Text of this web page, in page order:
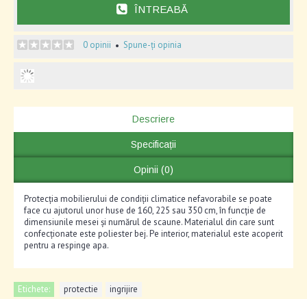
ÎNTREABĂ
0 opinii • Spune-ți opinia
Descriere
Specificații
Opinii (0)
Protecția mobilierului de condiții climatice nefavorabile se poate
face cu ajutorul unor huse de 160, 225 sau 350 cm, în funcție de
dimensiunile mesei și numărul de scaune. Materialul din care sunt
confecționate este poliester bej. Pe interior, materialul este acoperit
pentru a respinge apa.
Etichete: protectie ingrijire